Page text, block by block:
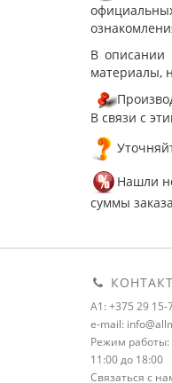
В описании
материалы,
В связи с
Нашли
суммы
A1: +375 29 15-
e-mail:
Режим работы:
11:00 до 18:00
Связаться с